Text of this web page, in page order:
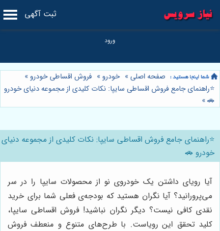
ثبت آگهی
صفحه اصلی » خودرو » فروش اقساطی خودرو »
⭐️راهنمای جامع فروش اقساطی سایپا: نکات کلیدی از مجموعه دنیای خودرو
🚗
»
⭐️راهنمای جامع فروش اقساطی سایپا: نکات کلیدی از مجموعه دنیای
خودرو 🚗
آیا رویای داشتن یک خودروی نو از محصولات سایپا را در سر
می‌پرورانید؟ آیا نگران هستید که بودجه‌ی فعلی شما برای خرید
نقدی کافی نیست؟ دیگر نگران نباشید! فروش اقساطی سایپا،
کلید تحقق این رویاست. با طرح‌های متنوع و منعطف فروش